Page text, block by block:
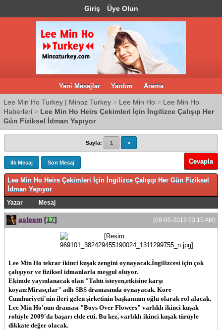
Giriş Üye Olun
Yeni Mesajlar Yardım Arama
Lee Min Ho Turkey | Minoz Turkey > Lee Min Ho > Lee Min Ho
Haberleri > Lee Min Ho Heirs Çekimleri İçin İngilizce Çalışıp Her
Gün Fiziksel İdman Yapıyor
Sayfa: 1 »
İlk Mesaj Son Mesaj Cevapla
Lee Min Ho Heirs Çekimleri İçin İngilizce Çalışıp Her Gün Fiziksel
İdman Yapıyor
Yazar Mesaj
(08-05-2013 03:15 AM)
asleem [17]
Lee Min Ho tekrar ikinci kuşak zengini oynayacak.İngilizcesi için çok
çalışıyor ve fiziksel idmanlarla meşgul oluyor.
Ekimde yayınlanacak olan "Tahtı isteyen,etkisine karşı
koyan:Mirasçılar" adlı SBS dramasında oynayacak. Kore
Cumhuriyeti'nin ileri gelen şirketinin başkanının oğlu olarak rol alacak.
Lee Min Ho'nun draması "Boys Over Flowers" varlıklı ikinci kuşak
rolüyle 2009'da başarı elde etti. Bu kez, varlıklı ikinci kuşak türüyle
dikkate değer olacak.